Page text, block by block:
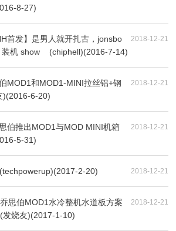
8-27)
2018-12-21
首发】是男人就开扎古，jonsbo
装机 show (chiphell)(2016-7-14)
2018-12-21
MOD1和MOD1-MINI拉丝铝+钢
6-20)
2018-12-21
伯推出MOD1与MOD MINI机箱
5-31)
2018-12-21
2-20)
2018-12-21
思伯MOD1水冷整机水道板方案
烧友)(2017-1-10)